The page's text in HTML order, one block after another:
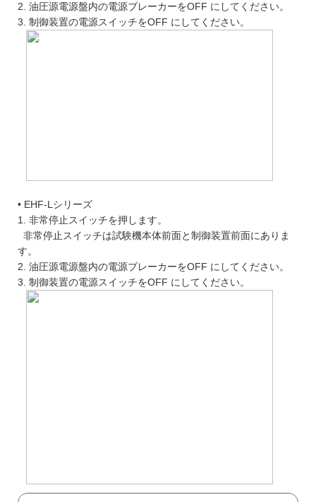
2. 油圧源電源盤内の電源ブレーカーをOFF にしてください。
3. 制御装置の電源スイッチをOFF にしてください。
• EHF-Lシリーズ
1. 非常停止スイッチを押します。
非常停止スイッチは試験機本体前面と制御装置前面にありま
す。
2. 油圧源電源盤内の電源ブレーカーをOFF にしてください。
3. 制御装置の電源スイッチをOFF にしてください。